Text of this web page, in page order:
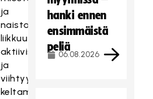
ja
naista
liikkuu
aktiivisesti
ja
viihtyy
keltamustissa
hanki ennen
ensimmäistä
peliä
06.08.2026